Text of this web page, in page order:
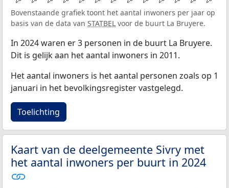
Bovenstaande grafiek toont het aantal inwoners per jaar op
basis van de data van STATBEL voor de buurt La Bruyere.
In 2024 waren er 3 personen in de buurt La Bruyere.
Dit is gelijk aan het aantal inwoners in 2011.
Het aantal inwoners is het aantal personen zoals op 1
januari in het bevolkingsregister vastgelegd.
Toelichting
Kaart van de deelgemeente Sivry met
het aantal inwoners per buurt in 2024